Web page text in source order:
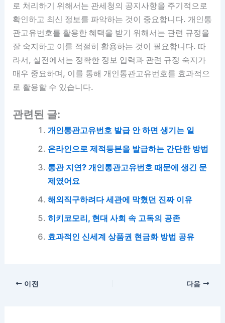
로 처리하기 위해서는 관세청의 공지사항을 주기적으로
확인하고 최신 정보를 파악하는 것이 중요합니다. 개인통
관고유번호를 활용한 혜택을 받기 위해서는 관련 규정을
잘 숙지하고 이를 적절히 활용하는 것이 필요합니다. 따
라서, 실전에서는 정확한 정보 입력과 관련 규정 숙지가
매우 중요하며, 이를 통해 개인통관고유번호를 효과적으
로 활용할 수 있습니다.
관련된 글:
개인통관고유번호 발급 안 하면 생기는 일
온라인으로 제적등본을 발급하는 간단한 방법
통관 지연? 개인통관고유번호 때문에 생긴 문
제였어요
해외직구하려다 세관에 막혔던 진짜 이유
히키코모리, 현대 사회 속 고독의 공존
효과적인 신세계 상품권 현금화 방법 공유
이전 다음